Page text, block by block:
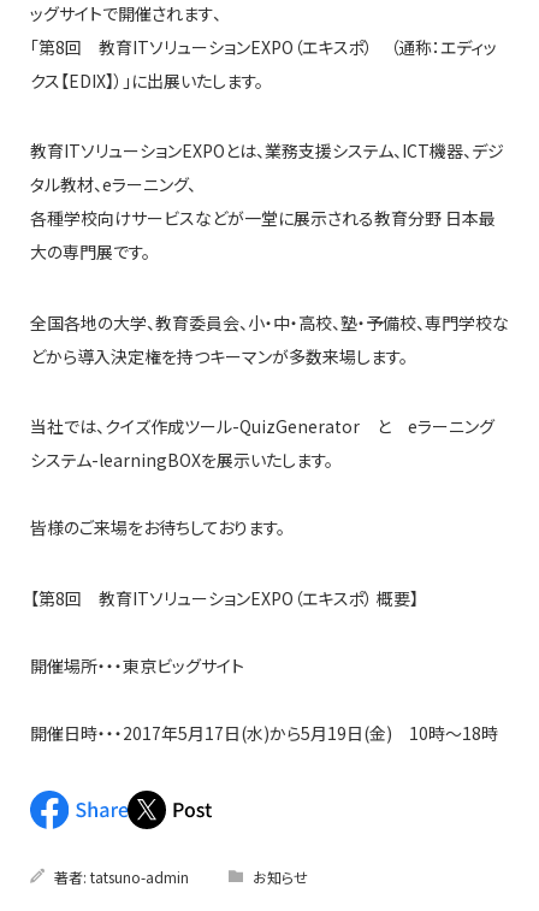
ッグサイトで開催されます、
「第8回 教育ITソリューションEXPO（エキスポ） （通称：エディッ
クス【EDIX】）」に出展いたします。
教育ITソリューションEXPOとは、業務支援システム、ICT機器、デジ
タル教材、eラーニング、
各種学校向けサービスなどが一堂に展示される教育分野 日本最
大の専門展です。
全国各地の大学、教育委員会、小・中・高校、塾・予備校、専門学校な
どから導入決定権を持つキーマンが多数来場します。
当社では、クイズ作成ツール-QuizGenerator と eラーニング
システム-learningBOXを展示いたします。
皆様のご来場をお待ちしております。
【第8回 教育ITソリューションEXPO（エキスポ） 概要】
開催場所・・・東京ビッグサイト
開催日時・・・2017年5月17日(水)から5月19日(金) 10時～18時
著者: tatsuno-admin お知らせ